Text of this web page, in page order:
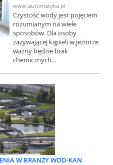
www.automatyka.pl
Czystość wody jest pojęciem
rozumianym na wiele
sposobów. Dla osoby
zażywającej kąpieli w jeziorze
ważny będzie brak
chemicznych...
W BRANŻY WOD-KAN